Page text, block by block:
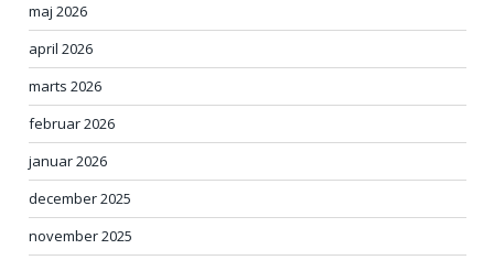
maj 2026
april 2026
marts 2026
februar 2026
januar 2026
december 2025
november 2025